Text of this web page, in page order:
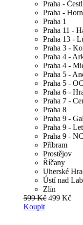
Praha -
Praha -
Praha 1
Praha 11 -
Praha 13 -
Praha 3 -
Praha 4 -
Praha 4 -
Praha 5 -
Praha 5 -
Praha 6 -
Praha 7 -
Praha 8
Praha 9 -
Praha 9 -
Praha 9 -
Příbram
Prostějov
Říčany
Uherské
Ústí nad
Zlín
599 Kč 499 Kč
Koupit